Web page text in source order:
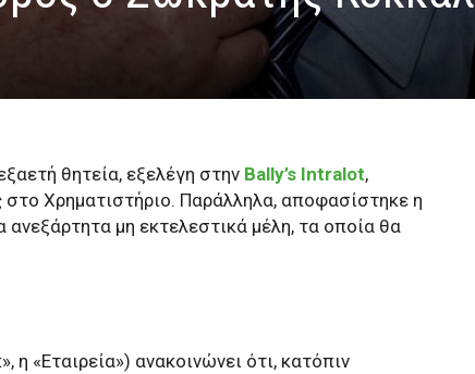
θητεία, εξελέγη στην Bally’s Intralot,
Χρηματιστήριο. Παράλληλα, αποφασίστηκε η
μη εκτελεστικά μέλη, τα οποία θα
η «Εταιρεία») ανακοινώνει ότι, κατόπιν